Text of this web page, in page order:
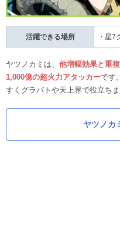
活躍できる場所 ・星7
ヤツノカミは、 他増幅効果と重
1,000億の超火力アタッカーです
すくグラバトや天上界で役立ちま
ヤツノカ